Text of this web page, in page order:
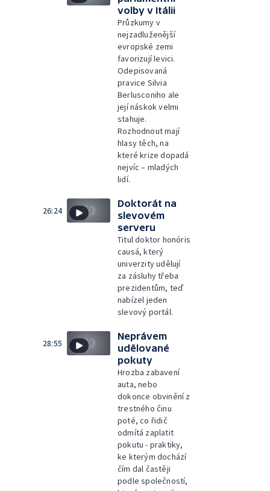
volby v Itálii
Průzkumy v
nejzadluženější
evropské zemi
favorizují levici.
Odepisovaná
pravice Silvia
Berlusconiho ale
její náskok velmi
stahuje.
Rozhodnout mají
hlasy těch, na
které krize dopadá
nejvíc – mladých
lidí.
26:24
Doktorát na
slevovém
serveru
Titul doktor honóris
causá, který
univerzity udělují
za zásluhy třeba
prezidentům, teď
nabízel jeden
slevový portál.
28:55
Neprávem
udělované
pokuty
Hrozba zabavení
auta, nebo
dokonce obvinění z
trestného činu
poté, co řidič
odmítá zaplatit
pokutu - praktiky,
ke kterým dochází
čím dal častěji
podle společností,